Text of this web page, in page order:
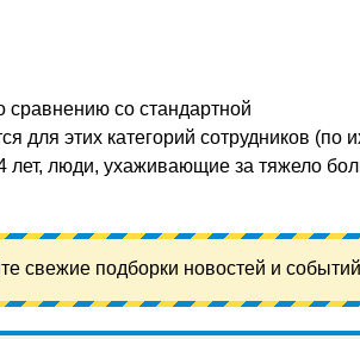
со стандартной
для этих категорий сотрудников (по
лет, люди, ухаживающие за тяжело
свежие подборки новостей и